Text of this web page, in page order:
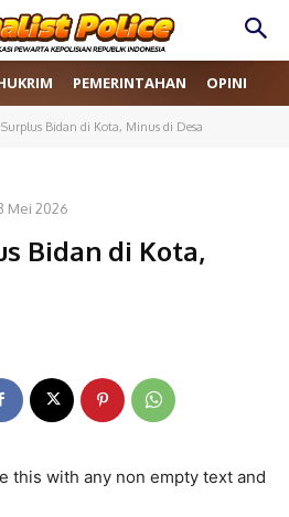
PEMERINTAHAN OPINI
Bidan di Kota, Minus di Desa
Mei 2026
Bidan di Kota,
this with any non empty text and